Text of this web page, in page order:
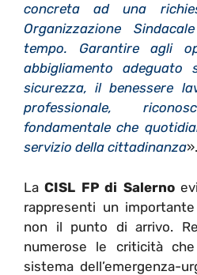
concreta ad una
Organizzazione
tempo. Garantire agli
abbigliamento adeguato
sicurezza, il benessere
professionale,
fondamentale che
servizio della cittadinanza».
LaCISL FP di Salerno
rappresenti un
non il punto di arrivo.
numerose le criticità che
sistema dell’emergenza-